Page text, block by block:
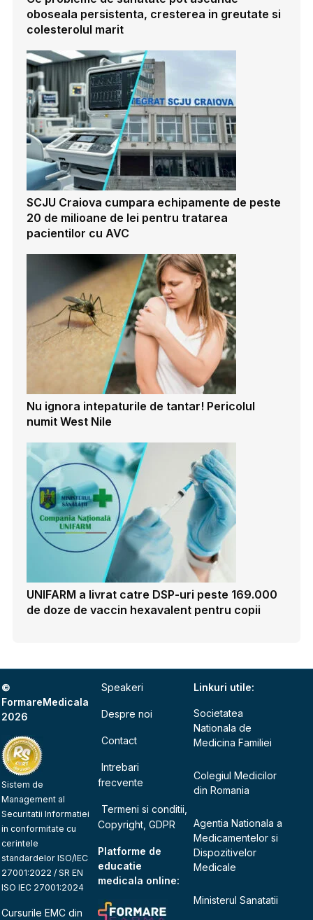
oboseala persistenta, cresterea in greutate si
colesterolul marit
SCJU Craiova cumpara echipamente de peste
20 de milioane de lei pentru tratarea
pacientilor cu AVC
Nu ignora intepaturile de tantar! Pericolul
numit West Nile
UNIFARM a livrat catre DSP-uri peste 169.000
de doze de vaccin hexavalent pentru copii
©
FormareMedicala
2026
Sistem de
Management al
Securitatii Informatiei
in conformitate cu
cerintele
standardelor ISO/IEC
27001:2022 / SR EN
ISO IEC 27001:2024
Cursurile EMC din
Speakeri
Despre noi
Contact
Intrebari
frecvente
Termeni si conditii,
Copyright, GDPR
Platforme de
educatie
medicala online:
Linkuri utile:
Societatea
Nationala de
Medicina Familiei
Colegiul Medicilor
din Romania
Agentia Nationala a
Medicamentelor si
Dispozitivelor
Medicale
Ministerul Sanatatii